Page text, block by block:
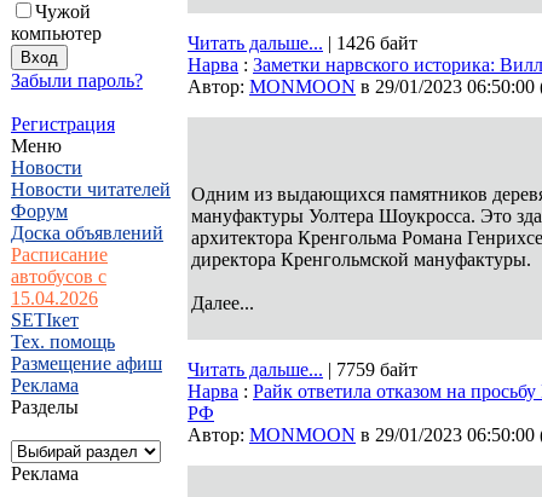
Чужой
компьютер
Забыли пароль?
Регистрация
Меню
Новости
Новости читателей
Форум
Доска объявлений
Расписание
автобусов с
15.04.2026
SETIкет
Тех. помощь
Размещение афиш
Реклама
Разделы
Реклама
Читать дальше... | 1426 байт
Нарва : Заметки нарвского историка:
Автор: MONMOON в 29/01/2023 06:50:00
Одним из выдающихся памятников
мануфактуры Уолтера Шоукросса. Это
архитектора Кренгольма Романа
директора Кренгольмской мануфактуры.
Далее...
Читать дальше... | 7759 байт
Нарва : Райк ответила отказом на
РФ
Автор: MONMOON в 29/01/2023 06:50:00